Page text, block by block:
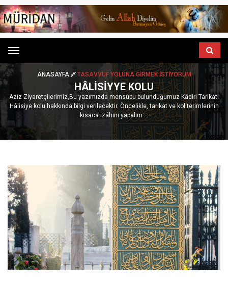
Menu
ANASAYFA TASAVVUF YOLUNA GIRMEK İSTIYORUM
HÂLISIYYE KOLU
Azîz Ziyaretçilerimiz,Bu yazımızda mensûbu bulunduğumuz Kâdiri Tarikati
Hâlisiye kolu hakkında bilgi verilecektir. Öncelikle, tarikat ve kol terimlerinin
kısaca izâhını yapalım:...